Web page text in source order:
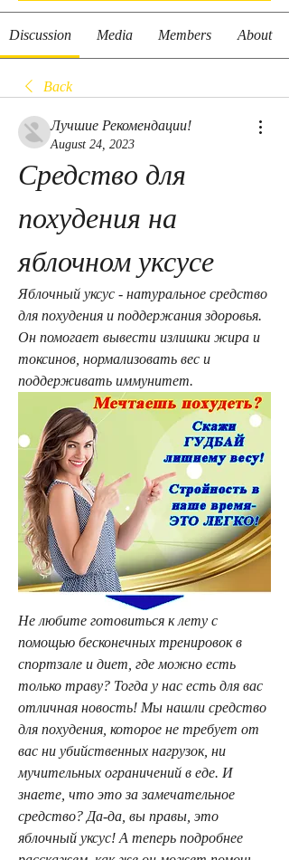
Discussion Media Members About
Back
Лучшие Рекомендации!
August 24, 2023
Средство для
похудения на
яблочном уксусе
Яблочный уксус - натуральное средство
для похудения и поддержания здоровья.
Он помогает вывести излишки жира и
токсинов, нормализовать вес и
поддерживать иммунитет.
Не любите готовиться к лету с
помощью бесконечных тренировок в
спортзале и диет, где можно есть
только траву? Тогда у нас есть для вас
отличная новость! Мы нашли средство
для похудения, которое не требует от
вас ни убийственных нагрузок, ни
мучительных ограничений в еде. И
знаете, что это за замечательное
средство? Да-да, вы правы, это
яблочный уксус! А теперь подробнее